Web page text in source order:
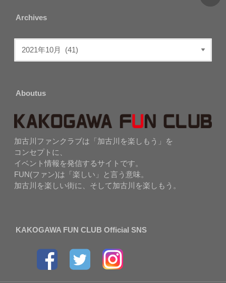
Archives
Aboutus
加古川ファンクラブは「加古川を楽しもう」を
コンセプトに、
イベント情報を発信するサイトです。
FUN(ファン)は「楽しい」と言う意味。
加古川を楽しい街に、そして加古川を楽しもう。
KAKOGAWA FUN CLUB Official SNS